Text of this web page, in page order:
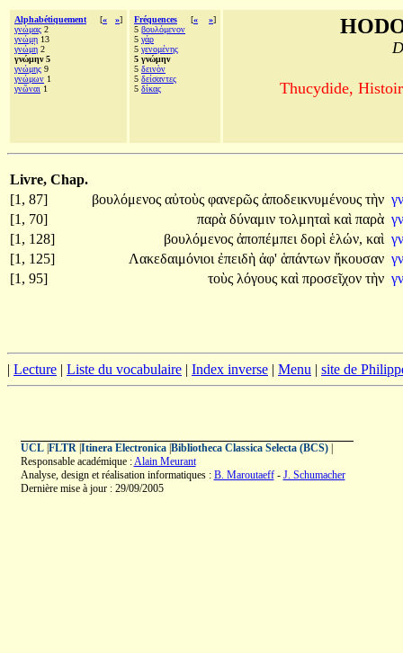
Alphabétiquement [« »]
γνώμας 2
γνώμῃ 13
γνώμη 2
γνώμην 5
γνώμης 9
γνώμων 1
γνῶναι 1
Fréquences [« »]
5 βουλόμενον
5 γάρ
5 γενομένης
5 γνώμην
5 δεινὸν
5 δείσαντες
5 δίκας Thucydide,
Livre, Chap.
[1, 87]
βουλόμενος αὐτοὺς φανερῶς ἀποδεικνυμένους τὴν
[1, 70]
παρὰ δύναμιν τολμηταὶ καὶ παρὰ
[1, 128]
βουλόμενος ἀποπέμπει δορὶ ἑλών, καὶ
[1, 125]
Λακεδαιμόνιοι ἐπειδὴ ἀφ' ἁπάντων ἤκουσαν
[1, 95]
τοὺς λόγους καὶ προσεῖχον τὴν
| Lecture | Liste du vocabulaire | Index inverse | Menu | site de
UCL| FLTR| Itinera Electronica| Bibliotheca Classica Selecta (BCS)|
Responsable académique :Alain Meurant
Analyse, design et réalisation informatiques : B. Maroutaeff- J. Schumacher
Dernière mise à jour : 29/09/2005